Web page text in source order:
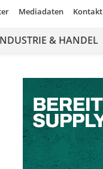
Mediadaten Kontakt
& HANDEL